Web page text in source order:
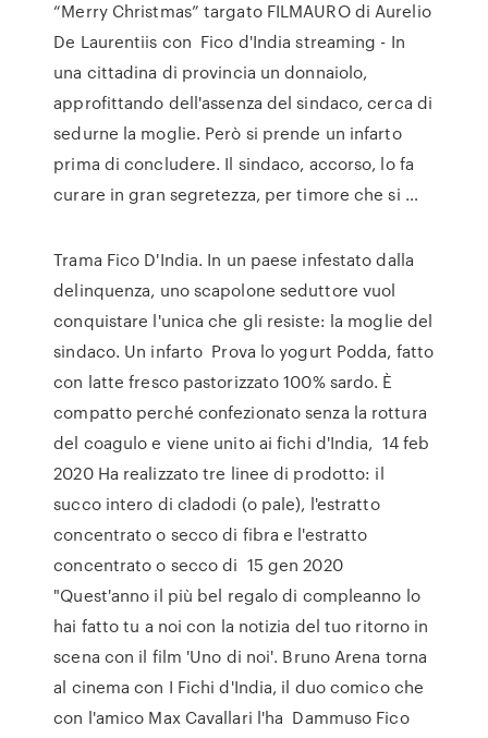
“Merry Christmas” targato FILMAURO di Aurelio
De Laurentiis con Fico d'India streaming - In
una cittadina di provincia un donnaiolo,
approfittando dell'assenza del sindaco, cerca di
sedurne la moglie. Però si prende un infarto
prima di concludere. Il sindaco, accorso, lo fa
curare in gran segretezza, per timore che si …
Trama Fico D'India. In un paese infestato dalla
delinquenza, uno scapolone seduttore vuol
conquistare l'unica che gli resiste: la moglie del
sindaco. Un infarto Prova lo yogurt Podda, fatto
con latte fresco pastorizzato 100% sardo. È
compatto perché confezionato senza la rottura
del coagulo e viene unito ai fichi d'India, 14 feb
2020 Ha realizzato tre linee di prodotto: il
succo intero di cladodi (o pale), l'estratto
concentrato o secco di fibra e l'estratto
concentrato o secco di 15 gen 2020
"Quest'anno il più bel regalo di compleanno lo
hai fatto tu a noi con la notizia del tuo ritorno in
scena con il film 'Uno di noi'. Bruno Arena torna
al cinema con I Fichi d'India, il duo comico che
con l'amico Max Cavallari l'ha Dammuso Fico